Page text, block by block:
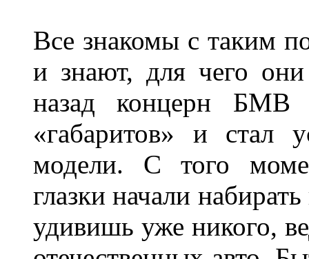
Все знакомы с таким
и знают, для чего
назад концерн БМВ
«габаритов» и стал
модели. С того
глазки начали
удивишь уже никого,